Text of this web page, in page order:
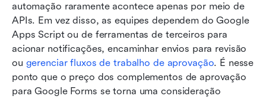
automação raramente acontece apenas por meio de
APIs. Em vez disso, as equipes dependem do Google
Apps Script ou de ferramentas de terceiros para
acionar notificações, encaminhar envios para revisão
ou gerenciar fluxos de trabalho de aprovação. É nesse
ponto que o preço dos complementos de aprovação
para Google Forms se torna uma consideração